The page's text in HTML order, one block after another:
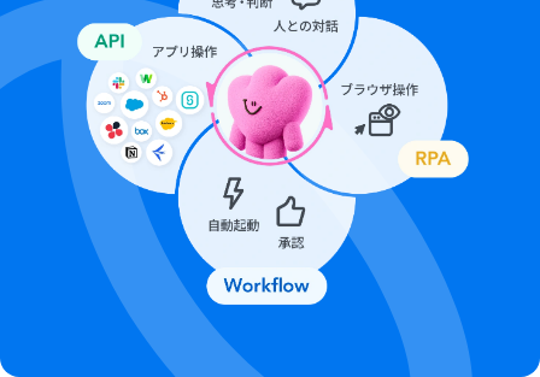
分岐はパーソナルプラン以上のプランでご利用いただけ
る機能（オペレーション）となっております。フリープラ
ンの場合は設定しているフローボットのオペレーション
はエラーとなりますので、ご注意ください。
パーソナルプランなどの有料プランは、2週間の無料トラ
イアルを行うことが可能です。無料トライアル中には制限
対象のアプリや機能（オペレーション）を使用すること
ができます。詳しくは、
料金プラン
のページをご参照くだ
さい。
トリガーは5分、10分、15分、30分、60分の間隔で起動
間隔を選択できます。
プランによって最短の起動間隔が異なりますので、ご注意
ください。